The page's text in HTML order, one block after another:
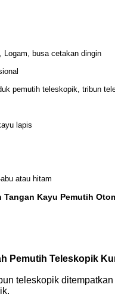
Logam, busa cetakan dingin
pemutih teleskopik, tribun
lapis
atau hitam
Tangan Kayu Pemutih
Pemutih Teleskopik
teleskopik